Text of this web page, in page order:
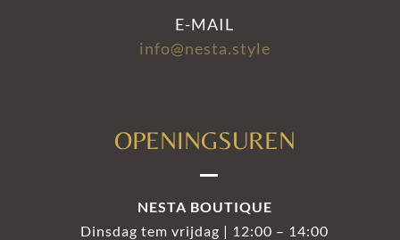
E-MAIL
info@nesta.style
OPENINGSUREN
NESTA BOUTIQUE
Dinsdag tem vrijdag | 12:00 – 14:00